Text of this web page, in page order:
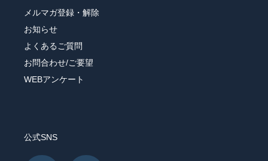
飲み方で選ぶ
メルマガ登録・解除
お知らせ
よくあるご質問
お問合わせ/ご要望
WEBアンケート
公式SNS